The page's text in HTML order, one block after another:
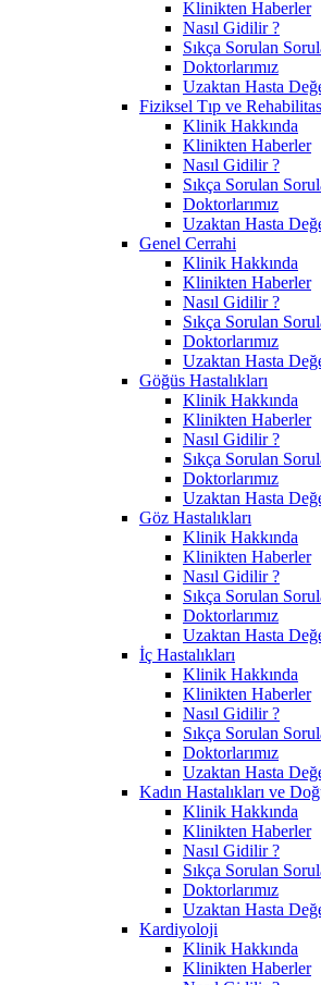
Klinikten Haberler
Nasıl Gidilir ?
Sıkça Sorulan
Doktorlarımız
Uzaktan Hasta
Fiziksel Tıp ve
Klinik Hakkında
Klinikten Haberler
Nasıl Gidilir ?
Sıkça Sorulan
Doktorlarımız
Uzaktan Hasta
Genel Cerrahi
Klinik Hakkında
Klinikten Haberler
Nasıl Gidilir ?
Sıkça Sorulan
Doktorlarımız
Uzaktan Hasta
Göğüs Hastalıkları
Klinik Hakkında
Klinikten Haberler
Nasıl Gidilir ?
Sıkça Sorulan
Doktorlarımız
Uzaktan Hasta
Göz Hastalıkları
Klinik Hakkında
Klinikten Haberler
Nasıl Gidilir ?
Sıkça Sorulan
Doktorlarımız
Uzaktan Hasta
İç Hastalıkları
Klinik Hakkında
Klinikten Haberler
Nasıl Gidilir ?
Sıkça Sorulan
Doktorlarımız
Uzaktan Hasta
Kadın Hastalıkları ve
Klinik Hakkında
Klinikten Haberler
Nasıl Gidilir ?
Sıkça Sorulan
Doktorlarımız
Uzaktan Hasta
Kardiyoloji
Klinik Hakkında
Klinikten Haberler